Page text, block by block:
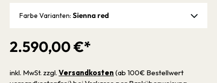
2.590,00 €*
inkl. MwSt. zzgl. Versandkosten (ab 100€ Bestellwert
Farbe Varianten: Sienna red